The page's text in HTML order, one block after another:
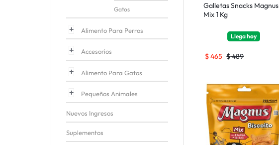
Galletas Snacks Magnus
Mix 1 Kg
Llegahoy
$489
$465
Gatos
Alimento Para Perros
Accesorios
Alimento Para Gatos
Pequeños Animales
Nuevos Ingresos
Suplementos